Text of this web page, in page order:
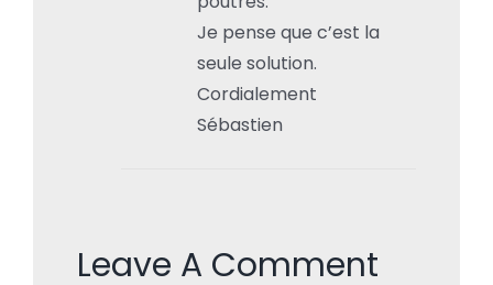
Je pense que c’est la
seule solution.
Cordialement
Sébastien
Leave A Comment